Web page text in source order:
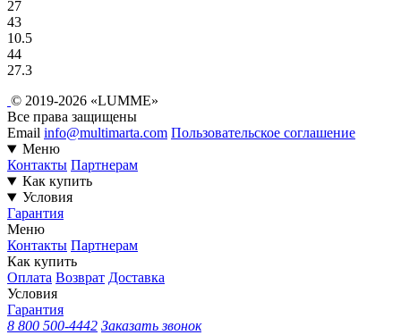
27
43
10.5
44
27.3
© 2019-2026 «LUMME»
Все права защищены
Email info@multimarta.com Пользовательское соглашение
Меню
Контакты Партнерам
Как купить
Условия
Гарантия
Меню
Контакты Партнерам
Как купить
Оплата Возврат Доставка
Условия
Гарантия
8 800 500-4442 Заказать звонок